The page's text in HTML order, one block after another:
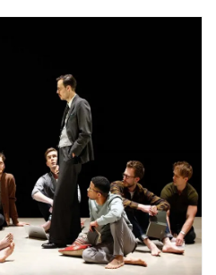
לטעמו…